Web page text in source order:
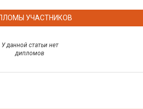
УЧАСТНИКОВ
У данной статьи нет
дипломов